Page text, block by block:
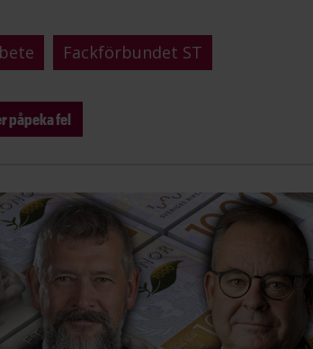
Fackförbundet ST
påpeka fel